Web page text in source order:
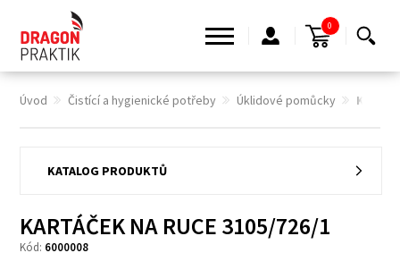
Úvod Čistící a hygienické potřeby Úklidové pomůcky
KATALOG PRODUKTŮ
KARTÁČEK NA RUCE 3105/726/1
Kód: 6000008
0